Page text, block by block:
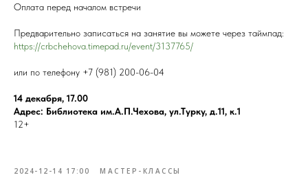
Оплата перед началом встречи
Предварительно записаться на занятие вы можете через таймпад:
https://crbchehova.timepad.ru/event/3137765/
или по телефону +7 (981) 200-06-04
14 декабря, 17.00
Адрес: Библиотека им.А.П.Чехова, ул.Турку, д.11, к.1
12+
2024-12-14 17:00 МАСТЕР-КЛАССЫ